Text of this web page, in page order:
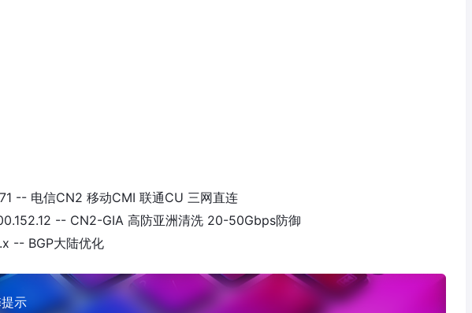
-- 电信CN2 移动CMI 联通CU 三网直连
-- CN2-GIA 高防亚洲清洗 20-50Gbps防御
-- BGP大陆优化
示